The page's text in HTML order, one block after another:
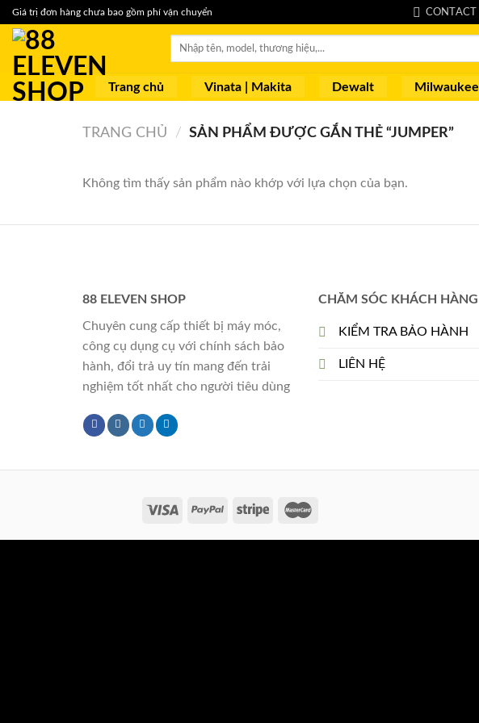
Skip
content
Giá trị đơn hàng chưa bao gồm phí vận chuyển CONTACT
Tìm
Trang chủ Vinata | Makita Dewalt Milwaukee
TRANG CHỦ / SẢN PHẨM ĐƯỢC GẮN THẺ “JUMPER”
Không tìm thấy sản phẩm nào khớp với lựa chọn của bạn.
88 ELEVEN SHOP
Chuyên cung cấp thiết bị máy móc,
công cụ dụng cụ với chính sách bảo
hành, đổi trả uy tín mang đến trải
nghiệm tốt nhất cho người tiêu dùng
CHĂM SÓC KHÁCH HÀNG
KIỂM TRA BẢO HÀNH
LIÊN HỆ